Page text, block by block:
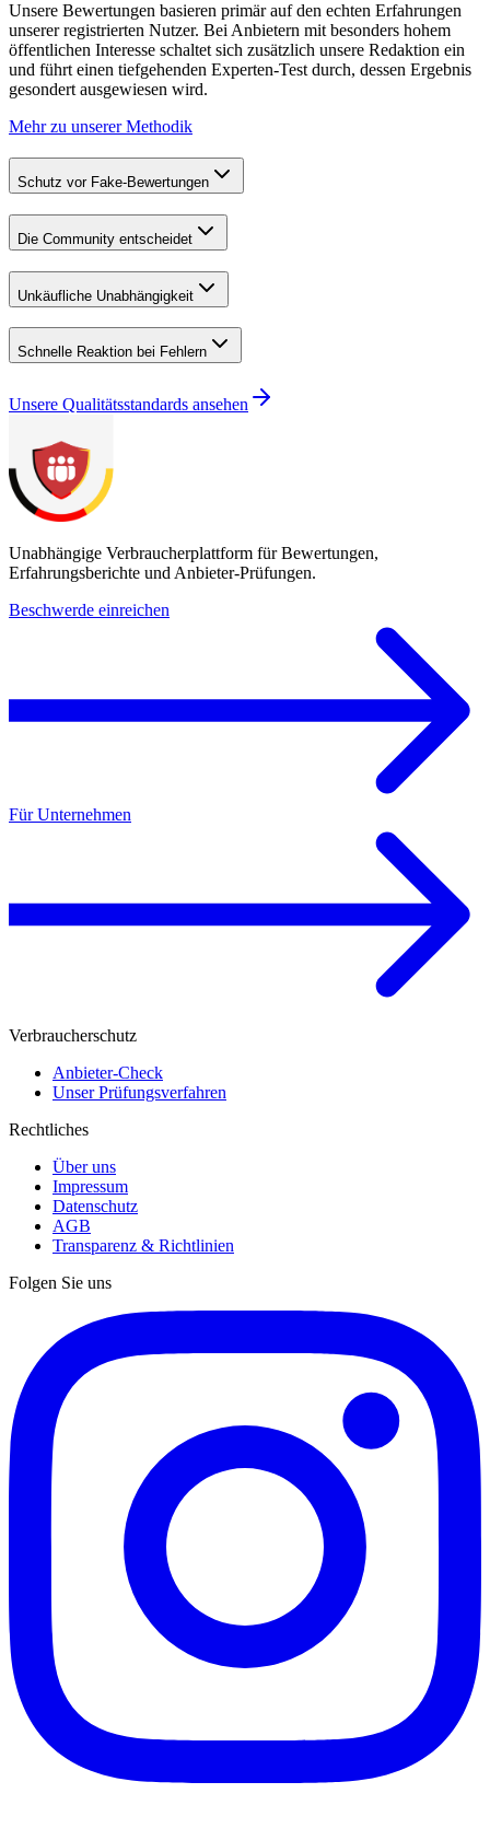
Unsere Bewertungen basieren primär auf den echten Erfahrungen
unserer registrierten Nutzer. Bei Anbietern mit besonders hohem
öffentlichen Interesse schaltet sich zusätzlich unsere Redaktion ein
und führt einen tiefgehenden Experten-Test durch, dessen Ergebnis
gesondert ausgewiesen wird.
Mehr zu unserer Methodik
Schutz vor Fake-Bewertungen
Die Community entscheidet
Unkäufliche Unabhängigkeit
Schnelle Reaktion bei Fehlern
Unsere Qualitätsstandards ansehen
Unabhängige Verbraucherplattform für Bewertungen,
Erfahrungsberichte und Anbieter-Prüfungen.
Beschwerde einreichen
Für Unternehmen
Verbraucherschutz
Anbieter-Check
Unser Prüfungsverfahren
Rechtliches
Über uns
Impressum
Datenschutz
AGB
Transparenz & Richtlinien
Folgen Sie uns